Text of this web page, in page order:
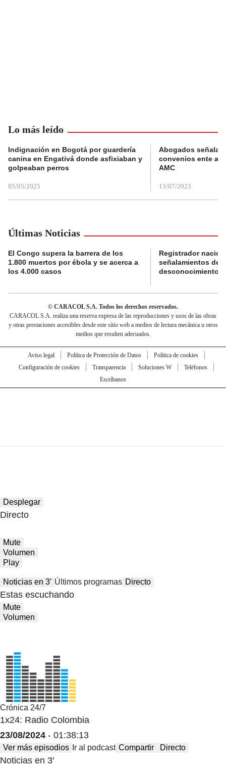
Lo más leído
Indignación en Bogotá por guardería
canina en Engativá donde asfixiaban y
golpeaban perros
05/05/2025
Abogados
convenios ente
AMC
13/07/2023
Últimas Noticias
El Congo supera la barrera de los
1.800 muertos por ébola y se acerca a
los 4.000 casos
Registrador
señalamientos de
desconocimiento
© CARACOL S.A. Todos los derechos reservados.
CARACOL S.A. realiza una reserva expresa de las reproducciones y usos de las obras
y otras prestaciones accesibles desde este sitio web a medios de lectura mecánica u otros
medios que resulten adecuados.
Aviso legal Política de Protección de Datos
Política de cookies
Configuración de cookies
Transparencia Soluciones W
Teléfonos
Escríbanos
Desplegar
Directo
Mute
Volumen
Play
Noticias en 3′ Últimos programas Directo
Estas escuchando
Mute
Volumen
Crónica 24/7
1x24: Radio Colombia
23/08/2024 - 01:38:13
Ver más episodios Ir al podcast Compartir Directo
Noticias en 3′